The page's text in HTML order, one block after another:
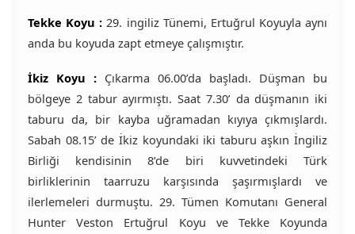
Tekke Koyu :29. ingiliz Tünemi, Ertuğrul Koyuyla aynı
anda bu koyuda zapt etmeye çalışmıştır.
İkiz Koyu : Çıkarma 06.00’da başladı. Düşman bu
bölgeye 2 tabur ayırmıştı. Saat 7.30’ da düşmanın iki
taburu da, bir kayba uğramadan kıyıya çıkmışlardı.
Sabah 08.15’ de İkiz koyundaki iki taburu aşkın İngiliz
Birliği kendisinin 8’de biri kuvvetindeki Türk
birliklerinin taarruzu karşısında şaşırmışlardı ve
ilerlemeleri durmuştu. 29. Tümen Komutanı General
Hunter Veston Ertuğrul Koyu ve Tekke Koyunda